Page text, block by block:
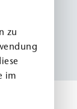
zu
im